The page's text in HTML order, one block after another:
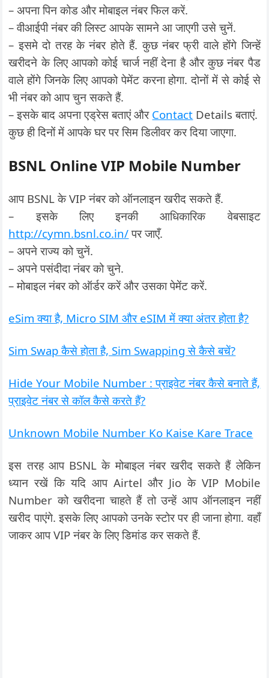
– अपना पिन कोड और मोबाइल नंबर फिल करें.
– वीआईपी नंबर की लिस्ट आपके सामने आ जाएगी उसे चुनें.
– इसमे दो तरह के नंबर होते हैं. कुछ नंबर फ्री वाले होंगे जिन्हें
खरीदने के लिए आपको कोई चार्ज नहीं देना है और कुछ नंबर पैड
वाले होंगे जिनके लिए आपको पेमेंट करना होगा. दोनों में से कोई से
भी नंबर को आप चुन सकते हैं.
– इसके बाद अपना एड्रेस बताएं और Contact Details बताएं.
कुछ ही दिनों में आपके घर पर सिम डिलीवर कर दिया जाएगा.
BSNL Online VIP Mobile Number
आप BSNL के VIP नंबर को ऑनलाइन खरीद सकते हैं.
– इसके लिए इनकी आधिकारिक वेबसाइट
http://cymn.bsnl.co.in/पर जाएँ.
– अपने राज्य को चुनें.
– अपने पसंदीदा नंबर को चुने.
– मोबाइल नंबर को ऑर्डर करें और उसका पेमेंट करें.
eSim क्या है, Micro SIM और eSIM में क्या अंतर होता है?
Sim Swap कैसे होता है, Sim Swapping से कैसे बचें?
Hide Your Mobile Number : प्राइवेट नंबर कैसे बनाते हैं,
प्राइवेट नंबर से कॉल कैसे करते हैं?
Unknown Mobile Number Ko Kaise Kare Trace
इस तरह आप BSNL के मोबाइल नंबर खरीद सकते हैं लेकिन
ध्यान रखें कि यदि आप Airtel और Jio के VIP Mobile
Number को खरीदना चाहते हैं तो उन्हें आप ऑनलाइन नहीं
खरीद पाएंगे. इसके लिए आपको उनके स्टोर पर ही जाना होगा. वहाँ
जाकर आप VIP नंबर के लिए डिमांड कर सकते हैं.